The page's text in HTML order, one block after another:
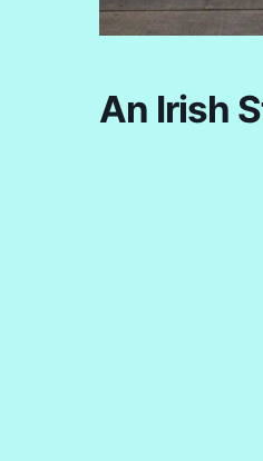
An Irish